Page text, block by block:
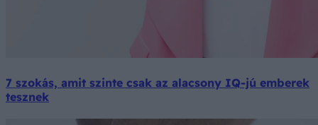
7 szokás, amit szinte csak az alacsony IQ-jú emberek
tesznek